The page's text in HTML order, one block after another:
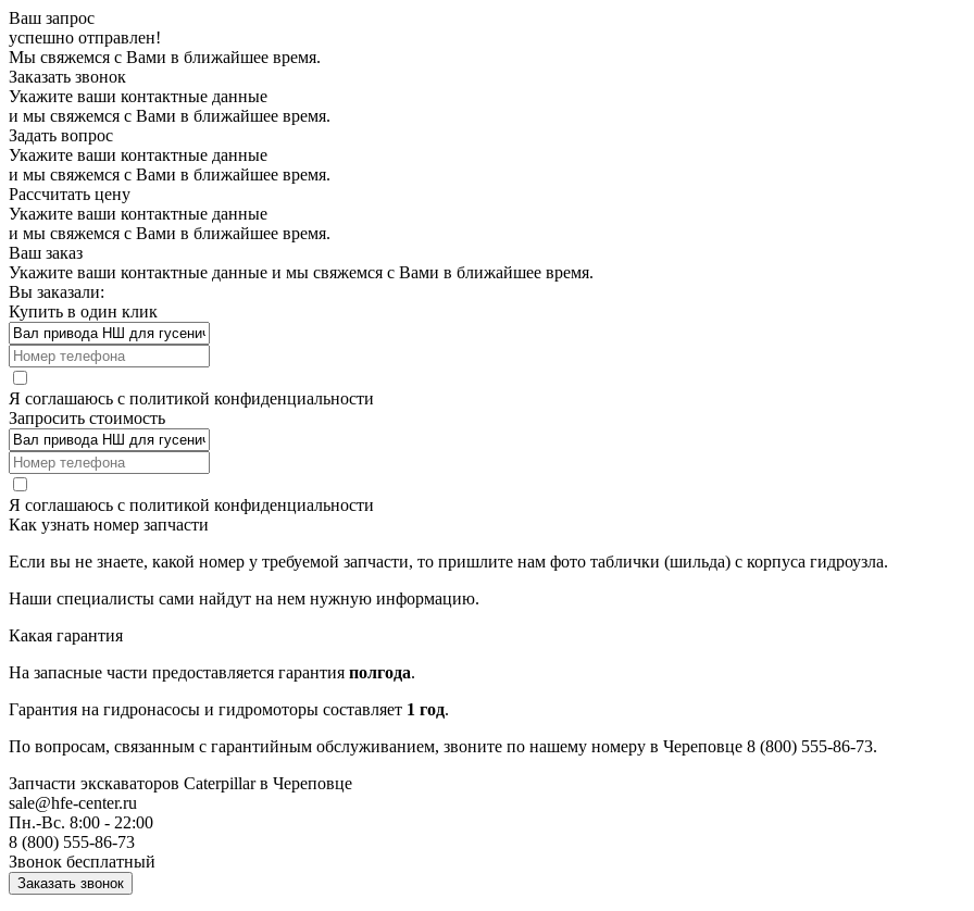
Ваш запрос
успешно отправлен!
Мы свяжемся с Вами в ближайшее время.
Заказать звонок
Укажите ваши контактные данные
и мы свяжемся с Вами в ближайшее время.
Задать вопрос
Укажите ваши контактные данные
и мы свяжемся с Вами в ближайшее время.
Рассчитать цену
Укажите ваши контактные данные
и мы свяжемся с Вами в ближайшее время.
Ваш заказ
Укажите ваши контактные данные и мы свяжемся с Вами в ближайшее время.
Вы заказали:
Купить в один клик
Я соглашаюсь с политикой конфиденциальности
Запросить стоимость
Я соглашаюсь с политикой конфиденциальности
Как узнать номер запчасти
Если вы не знаете, какой номер у требуемой запчасти, то пришлите нам фото таблички (шильда) с корпуса гидроузла.
Наши специалисты сами найдут на нем нужную информацию.
Какая гарантия
На запасные части предоставляется гарантия полгода.
Гарантия на гидронасосы и гидромоторы составляет 1 год.
По вопросам, связанным с гарантийным обслуживанием, звоните по нашему номеру в Череповце 8 (800) 555-86-73.
Запчасти экскаваторов Caterpillarв Череповце
sale@hfe-center.ru
Пн.-Вс. 8:00 - 22:00
8 (800) 555-86-73
Звонок бесплатный